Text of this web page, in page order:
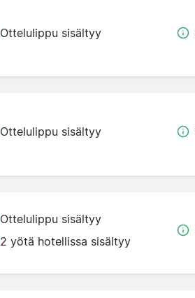
Ottelulippu sisältyy
Ottelulippu sisältyy
Ottelulippu sisältyy
2 yötä hotellissa sisältyy